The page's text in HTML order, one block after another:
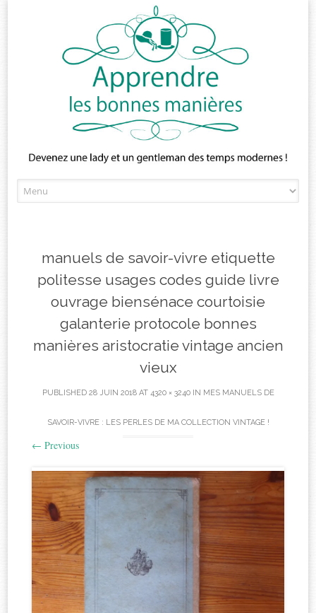
to
manuels de savoir-vivre etiquette
politesse usages codes guide livre
ouvrage biensénace courtoisie
galanterie protocole bonnes
manières aristocratie vintage ancien
vieux
PUBLISHED 28 JUIN 2018AT 4320 × 3240IN MES MANUELS DE
SAVOIR-VIVRE : LES PERLES DE MA COLLECTION VINTAGE !
← Previous